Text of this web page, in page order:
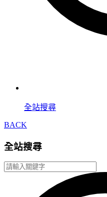
全站搜尋
BACK
全站搜尋